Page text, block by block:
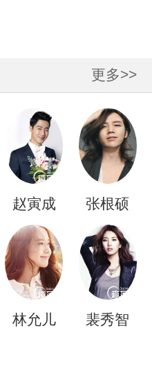
更多>>
赵寅成 张根硕
林允儿 裴秀智